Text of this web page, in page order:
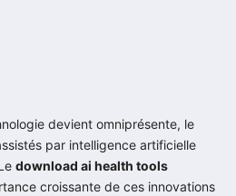
devient omniprésente, le
par intelligence artificielle
download ai health tools
croissante de ces innovations